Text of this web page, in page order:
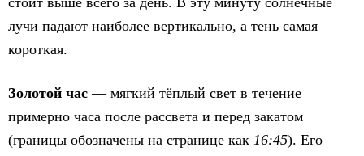
лучи падают наиболее вертикально, а тень самая
короткая.
Золотой час — мягкий тёплый свет в течение
примерно часа после рассвета и перед закатом
(границы обозначены на странице как 16:45). Его